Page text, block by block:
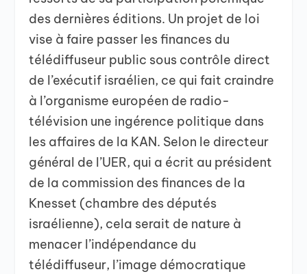
des dernières éditions. Un projet de loi
vise à faire passer les finances du
télédiffuseur public sous contrôle direct
de l’exécutif israélien, ce qui fait craindre
à l’organisme européen de radio-
télévision une ingérence politique dans
les affaires de la KAN. Selon le directeur
général de l’UER, qui a écrit au président
de la commission des finances de la
Knesset (chambre des députés
israélienne), cela serait de nature à
menacer l’indépendance du
télédiffuseur, l’image démocratique